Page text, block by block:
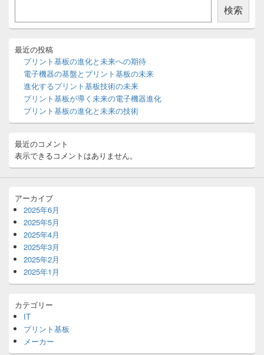
イ
バ
ト
リ
ア
検索
最近の投稿
プリント基板の進化と未来への期待
電子機器の基盤とプリント基板の未来
進化するプリント基板技術の未来
プリント基板が導く未来の電子機器進化
プリント基板の進化と未来の技術
最近のコメント
表示できるコメントはありません。
アーカイブ
2025年6月
2025年5月
2025年4月
2025年3月
2025年2月
2025年1月
カテゴリー
IT
プリント基板
メーカー